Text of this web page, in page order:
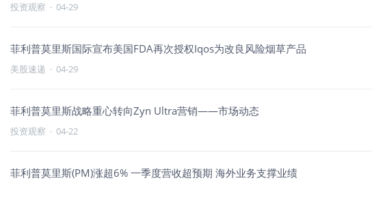
投资观察 · 04-29
菲利普莫里斯国际宣布美国FDA再次授权Iqos为改良风险烟草产品
美股速递 · 04-29
菲利普莫里斯战略重心转向Zyn Ultra营销——市场动态
投资观察 · 04-22
菲利普莫里斯(PM)涨超6% 一季度营收超预期 海外业务支撑业绩